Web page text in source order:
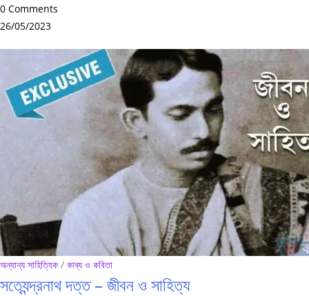
0 Comments
26/05/2023
অন্যান্য সাহিত্যিক / কাব্য ও কবিতা
সত্যেন্দ্রনাথ দত্ত – জীবন ও সাহিত্য